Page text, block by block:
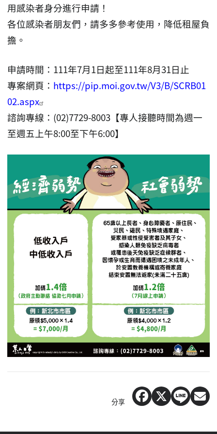
用感染者身分進行申請！
各位感染者朋友們，請多多參考使用，降低租屋負
擔。
申請時間：111年7月1日起至111年8月31日止
專案網頁： https://pip.moi.gov.tw/V3/B/SCRB01
02.aspx
諮詢專線：(02)7729-8003 【專人接聽時間為週一
至週五上午8:00至下午6:00】
分享